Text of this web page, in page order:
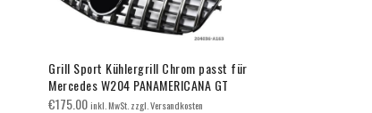
Grill Sport Kühlergrill Chrom passt für
Mercedes W204 PANAMERICANA GT
€175.00inkl. MwSt. zzgl. Versandkosten